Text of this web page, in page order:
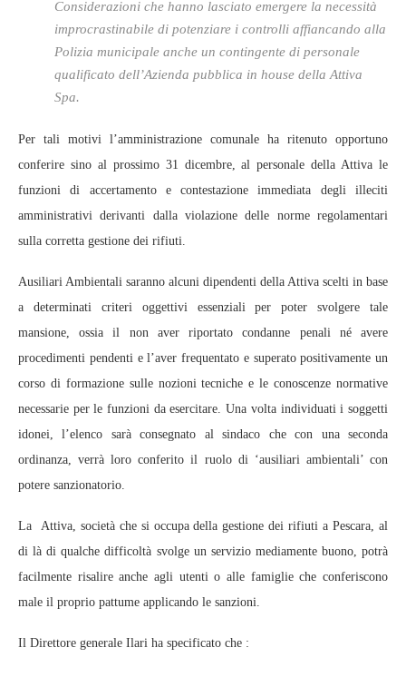
Considerazioni che hanno lasciato emergere la necessità
improcrastinabile di potenziare i controlli affiancando alla
Polizia municipale anche un contingente di personale
qualificato dell’Azienda pubblica in house della Attiva
Spa.
Per tali motivi l’amministrazione comunale ha ritenuto opportuno
conferire sino al prossimo 31 dicembre, al personale della Attiva le
funzioni di accertamento e contestazione immediata degli illeciti
amministrativi derivanti dalla violazione delle norme regolamentari
sulla corretta gestione dei rifiuti.
Ausiliari Ambientali saranno alcuni dipendenti della Attiva scelti in base
a determinati criteri oggettivi essenziali per poter svolgere tale
mansione, ossia il non aver riportato condanne penali né avere
procedimenti pendenti e l’aver frequentato e superato positivamente un
corso di formazione sulle nozioni tecniche e le conoscenze normative
necessarie per le funzioni da esercitare. Una volta individuati i soggetti
idonei, l’elenco sarà consegnato al sindaco che con una seconda
ordinanza, verrà loro conferito il ruolo di ‘ausiliari ambientali’ con
potere sanzionatorio.
La Attiva, società che si occupa della gestione dei rifiuti a Pescara, al
di là di qualche difficoltà svolge un servizio mediamente buono, potrà
facilmente risalire anche agli utenti o alle famiglie che conferiscono
male il proprio pattume applicando le sanzioni.
Il Direttore generale Ilari ha specificato che :